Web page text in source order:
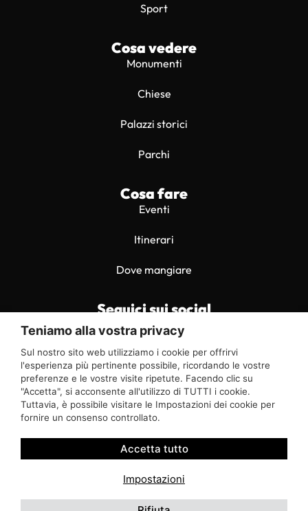
Sport
Cosa vedere
Monumenti
Chiese
Palazzi storici
Parchi
Cosa fare
Eventi
Itinerari
Dove mangiare
Seguici sui social
Valuta il sito
©2026 Questo è un progetto Snasto
Realizzato con il supporto formativo del progetto Dicolab.
Cultura al Digitale, promosso dal Ministero della cultura –
Digital Library nell’ambito del PNRR Cultura 4.0,
realizzato dalla Scuola nazionale del patrimonio e delle
attività culturali e finanziato dall’Unione europea – Next
Generation EU.
Teniamo alla vostra privacy
Sul nostro sito web utilizziamo i cookie per offrirvi
l'esperienza più pertinente possibile, ricordando le vostre
preferenze e le vostre visite ripetute. Facendo clic su
"Accetta", si acconsente all'utilizzo di TUTTI i cookie.
Tuttavia, è possibile visitare le Impostazioni dei cookie per
fornire un consenso controllato.
Impostazioni
Accetta tutto